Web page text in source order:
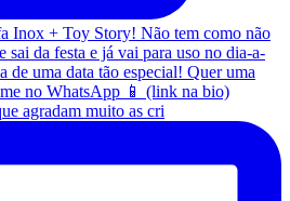
agradam muito as cri